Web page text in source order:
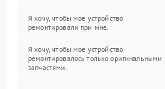
Я хочу, чтобы мое устройство
ремонтировали при мне.
Я хочу, чтобы мое устройство
ремонтировалось только оригинальными
запчастями.